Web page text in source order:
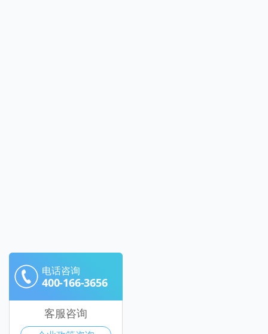
电话咨询
400-166-3656
客服咨询